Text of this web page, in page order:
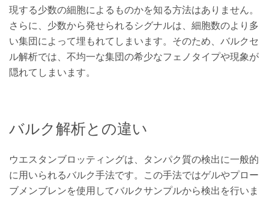
現する少数の細胞によるものかを知る方法はありません。
さらに、少数から発せられるシグナルは、細胞数のより多
い集団によって埋もれてしまいます。そのため、バルクセ
ル解析では、不均一な集団の希少なフェノタイプや現象が
隠れてしまいます。
バルク解析との違い
ウエスタンブロッティングは、タンパク質の検出に一般的
に用いられるバルク手法です。この手法ではゲルやプロー
ブメンブレンを使用してバルクサンプルから検出を行いま